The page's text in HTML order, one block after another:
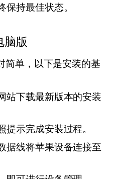
持最佳状态。
脑版
简单，以下是安装的基
站下载最新版本的安装
示完成安装过程。
据线将苹果设备连接至